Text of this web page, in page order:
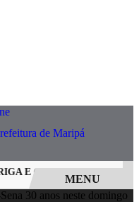
E CASO GRAVE
MENU